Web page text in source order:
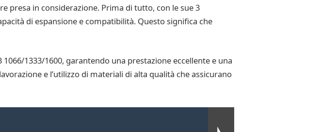
presa in considerazione. Prima di tutto, con le sue 3
di espansione e compatibilità. Questo significa che
1333/1600, garantendo una prestazione eccellente e una
e l’utilizzo di materiali di alta qualità che assicurano